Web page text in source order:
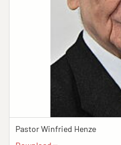
Pastor Winfried Henze